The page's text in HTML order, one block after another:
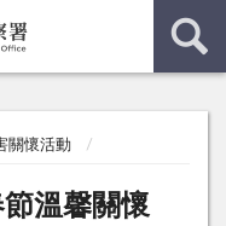
關懷活動
溫馨關懷